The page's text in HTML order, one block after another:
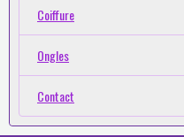
Coiffure
Ongles
Contact